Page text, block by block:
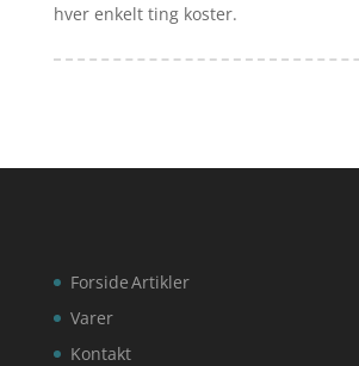
hver enkelt ting koster.
Forside
Varer
Kontakt
Artikler